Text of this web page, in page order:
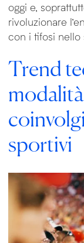
oggi e,
rivoluzionare
con i tifosi nello
Trend
sportivi